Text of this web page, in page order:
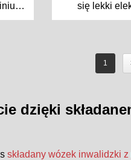
się lekki
inwalidzki z
1
dzięki
składany wózek inwalidzki